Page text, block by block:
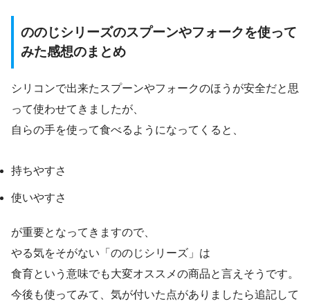
ののじシリーズのスプーンやフォークを使って
みた感想のまとめ
シリコンで出来たスプーンやフォークのほうが安全だと思
って使わせてきましたが、
自らの手を使って食べるようになってくると、
持ちやすさ
使いやすさ
が重要となってきますので、
やる気をそがない「ののじシリーズ」は
食育という意味でも大変オススメの商品と言えそうです。
今後も使ってみて、気が付いた点がありましたら追記して